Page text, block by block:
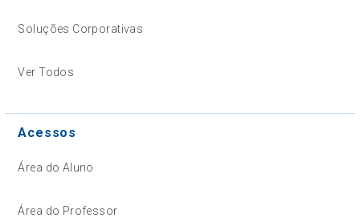
Soluções Corporativas
Ver Todos
Acessos
Área do Aluno
Área do Professor